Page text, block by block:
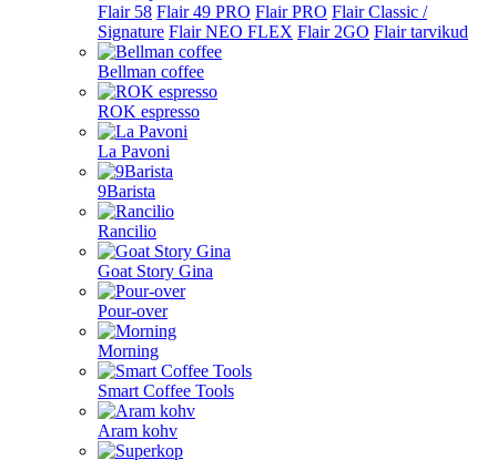
Flair 58 Flair 49 PRO Flair PRO Flair Classic /
Signature Flair NEO FLEX Flair 2GO Flair tarvikud
Bellman coffee
ROK espresso
La Pavoni
9Barista
Rancilio
Goat Story Gina
Pour-over
Morning
Smart Coffee Tools
Aram kohv